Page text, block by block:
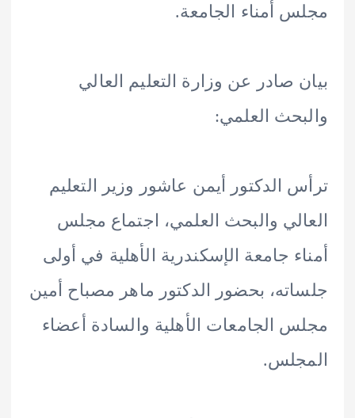
أمناء الجامعة.
صادر عن وزارة التعليم العالي
العلمي:
الدكتور أيمن عاشور وزير التعليم
والبحث العلمي، اجتماع مجلس
جامعة الإسكندرية الأهلية في أولى
بحضور الدكتور ماهر مصباح أمين
الجامعات الأهلية والسادة أعضاء